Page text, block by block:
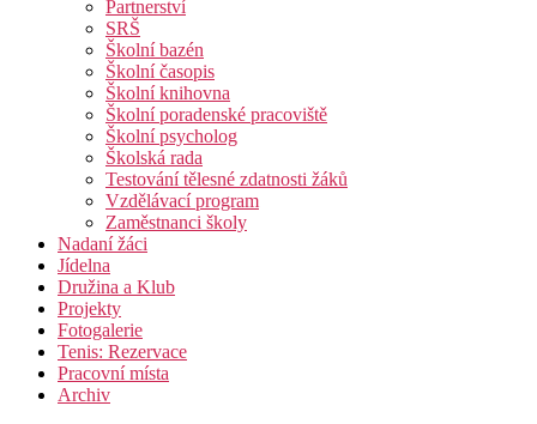
Partnerství
SRŠ
Školní bazén
Školní časopis
Školní knihovna
Školní poradenské pracoviště
Školní psycholog
Školská rada
Testování tělesné zdatnosti žáků
Vzdělávací program
Zaměstnanci školy
Nadaní žáci
Jídelna
Družina a Klub
Projekty
Fotogalerie
Tenis: Rezervace
Pracovní místa
Archiv